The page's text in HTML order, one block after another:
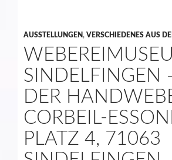
AUSSTELLUNGEN, VERSCHIEDENES AUS
SINDELFINGEN
DER
CORBEIL-
PLATZ 4, 71063